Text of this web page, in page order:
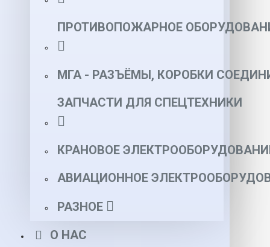
ПРОТИВОПОЖАРНОЕ
МГА - РАЗЪЁМЫ, КОРОБКИ
ЗАПЧАСТИ ДЛЯ СПЕЦТЕХНИКИ
КРАНОВОЕ
АВИАЦИОННОЕ
РАЗНОЕ
О НАС